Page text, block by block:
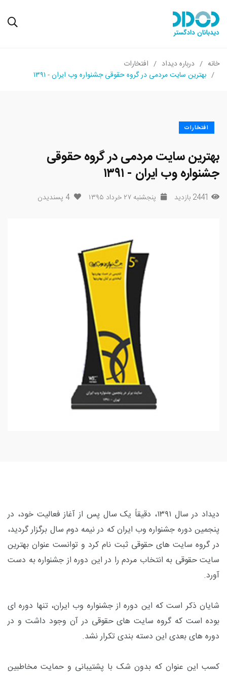
خانه درباره دیداد
افتخارات
بهترین سایت مردمی در گروه حقوقی جشنواره وب ایران - ۱۳۹۱
افتخارات
بهترین سایت مردمی در گروه حقوقی
جشنواره وب ایران - ۱۳۹۱
2441 بازدید پنجشنبه ۲۷ خرداد ۱۳۹۵ 4 پسندیدن
دیداد در سال ۱۳۹۱، دقیقاً یک سال پس از آغاز فعالیت خود، در
پنجمین دوره جشنواره وب ایران که در نیمه دوم سال برگزار گردید،
در گروه سایت های حقوقی ثبت نام کرد و توانست عنوان بهترین
سایت حقوقی به انتخاب مردم را در این دوره از جشنواره به دست
آورد.
شایان ذکر است که این دوره از جشنواره وب ایران، تنها دوره ای
بوده است که گروه سایت های حقوقی در آن وجود داشت و در
دوره های بعدی این دسته بندی تکرار نشد.
کسب این عنوان که بدون شک با پشتیبانی و حمایت مخاطبین